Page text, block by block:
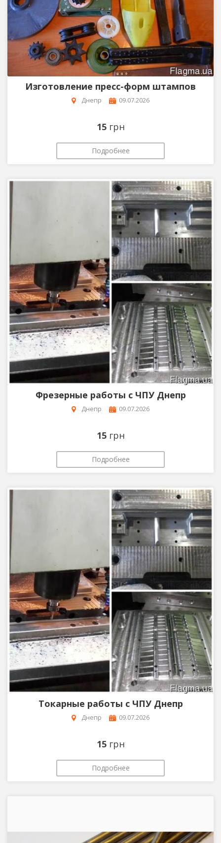
Изготовление пресс-форм штампов
Днепр 09.07.2026
15 грн
Подробнее
Фрезерные работы с ЧПУ Днепр
Днепр 09.07.2026
15 грн
Подробнее
Токарные работы с ЧПУ Днепр
Днепр 09.07.2026
15 грн
Подробнее